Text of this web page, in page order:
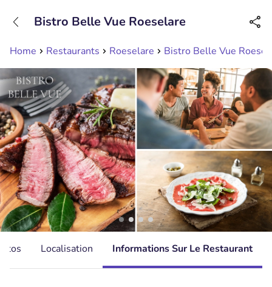
Disponible jusqu'à 23:00 heures
Home Restaurants Roeselare Bistro Belle Vue
Bistro Belle Vue Roeselare
Localisation Informations Sur Le Restaurant